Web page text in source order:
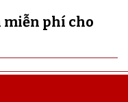
miễn phí cho